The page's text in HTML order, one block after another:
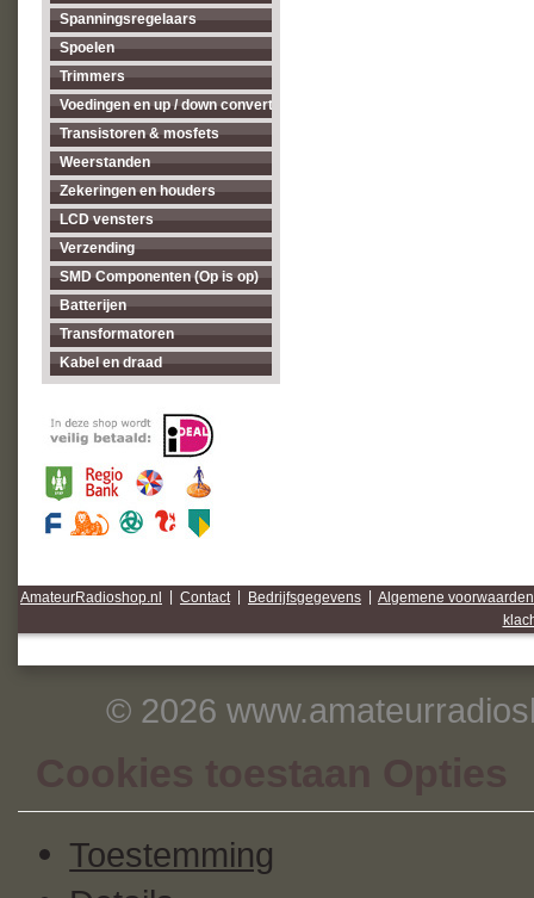
Spanningsregelaars
Spoelen
Trimmers
Voedingen en up / down converters
Transistoren & mosfets
Weerstanden
Zekeringen en houders
LCD vensters
Verzending
SMD Componenten (Op is op)
Batterijen
Transformatoren
Kabel en draad
AmateurRadioshop.nl Contact Bedrijfsgegevens
Algemene voorwaarden
© 2026
Cookies toestaan Opties
Toestemming